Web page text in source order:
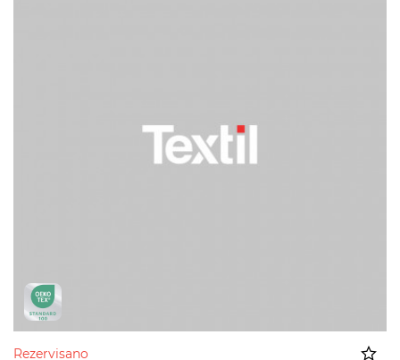
Rezervisano